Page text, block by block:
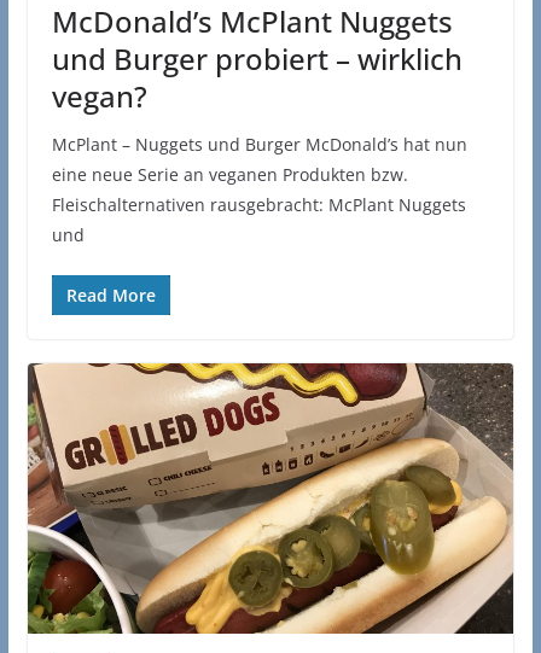
McDonald’s McPlant Nuggets
und Burger probiert – wirklich
vegan?
McPlant – Nuggets und Burger McDonald’s hat nun
eine neue Serie an veganen Produkten bzw.
Fleischalternativen rausgebracht: McPlant Nuggets
und
Read More